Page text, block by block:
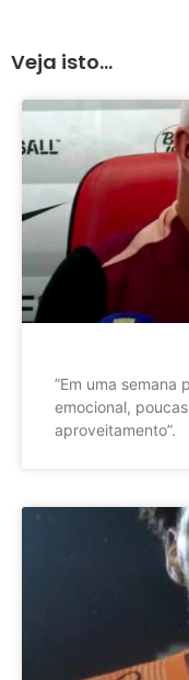
Veja isto...
”Em uma semana
emocional,
aproveitamento”.